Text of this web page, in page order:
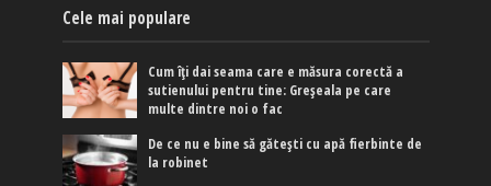
Cele mai populare
Cum îți dai seama care e măsura corectă a
sutienului pentru tine: Greșeala pe care
multe dintre noi o fac
De ce nu e bine să gătești cu apă fierbinte de
la robinet